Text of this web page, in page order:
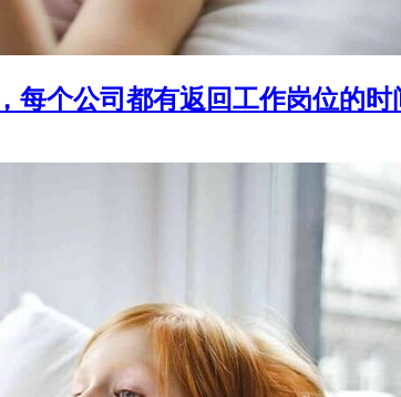
每个公司都有返回工作岗位的时